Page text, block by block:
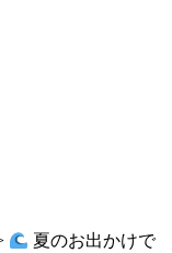
夏のお出かけで